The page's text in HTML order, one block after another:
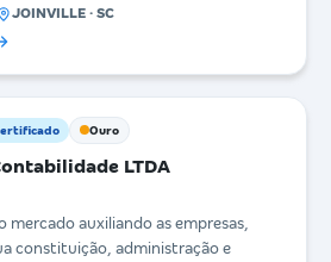
JOINVILLE · SC
Ouro
LTDA
mercado auxiliando as empresas,
constituição, administração e